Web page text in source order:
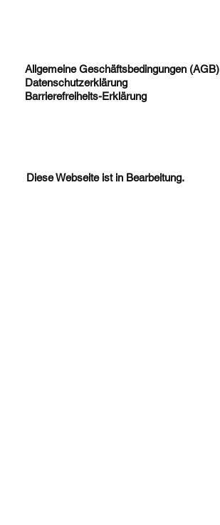
Allgemeine Geschäftsbedingungen (AGB)
Datenschutzerklärung
Barrierefreiheits-Erklärung
Diese Webseite ist in Bearbeitung.